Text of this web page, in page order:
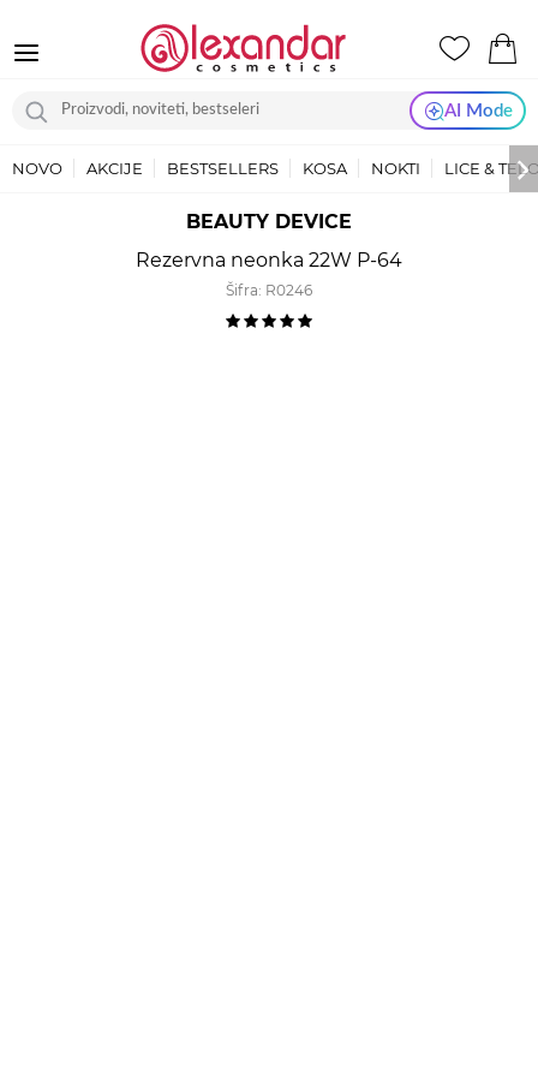
AI Mode
NOVO AKCIJE BESTSELLERS KOSA NOKTI LICE &
BEAUTY DEVICE
Rezervna neonka 22W P-64
Šifra: R0246